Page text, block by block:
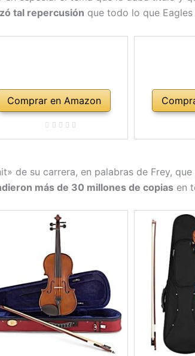
tal repercusión que todo lo que
Comprar en Amazon
de su carrera, en palabras de Frey,
más de 30 millones de copias en